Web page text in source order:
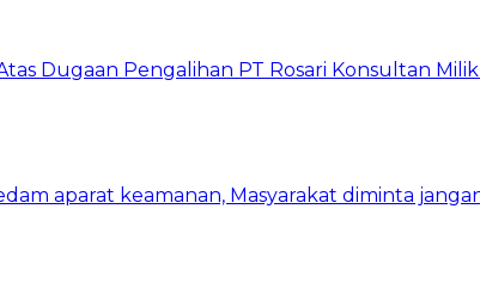
Dugaan Pengalihan PT Rosari Konsultan
aparat keamanan, Masyarakat diminta